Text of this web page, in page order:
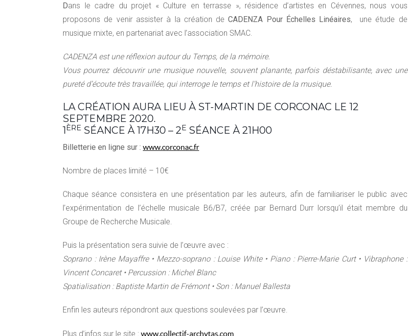
Dans le cadre du projet « Culture en terrasse », résidence d’artistes en Cévennes, nous vous
proposons de venir assister à la création deCADENZA Pour Échelles Linéaires, une étude de
musique mixte, en partenariat avec l’association SMAC.
CADENZA est une réflexion autour du Temps, de la mémoire.
Vous pourrez découvrir une musique nouvelle, souvent planante, parfois déstabilisante, avec une
pureté d’écoute très travaillée, qui interroge le temps et l’histoire de la musique.
LA CRÉATION AURA LIEU À ST-MARTIN DE CORCONAC LE 12
SEPTEMBRE 2020.
1ÈRE SÉANCE À 17H30 – 2E SÉANCE À 21H00
Billetterie en ligne sur : www.corconac.fr
Nombre de places limité – 10€
Chaque séance consistera en une présentation par les auteurs, afin de familiariser le public avec
l’expérimentation de l’échelle musicale B6/B7, créée par Bernard Durr lorsqu’il était membre du
Groupe de Recherche Musicale.
Puis la présentation sera suivie de l’œuvre avec :
Soprano : Irène Mayaffre • Mezzo-soprano : Louise White • Piano : Pierre-Marie Curt • Vibraphone :
Vincent Concaret • Percussion : Michel Blanc
Spatialisation : Baptiste Martin de Frémont • Son : Manuel Ballesta
Enfin les auteurs répondront aux questions soulevées par l’œuvre.
Plus d’infos sur le site : www.collectif-archytas.com